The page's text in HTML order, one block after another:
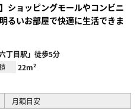
ショッピングモールやコンビニ
るいお部屋で快適に生活できま
丁目駅」徒歩5分
22m²
月額目安